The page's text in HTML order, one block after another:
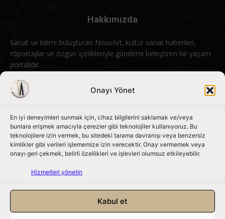
Onayı Yönet
En iyi deneyimleri sunmak için, cihaz bilgilerini saklamak ve/veya
bunlara erişmek amacıyla çerezler gibi teknolojiler kullanıyoruz. Bu
teknolojilere izin vermek, bu sitedeki tarama davranışı veya benzersiz
kimlikler gibi verileri işlememize izin verecektir. Onay vermemek veya
onayı geri çekmek, belirli özellikleri ve işlevleri olumsuz etkileyebilir.
Hizmetleri yönetin
Kabul et
Hakkımızda
Sanat ve bilimi buluşturan NouvArt; kültür sanat haberleri,
röportajlar ve özgün içerikleriyle gündemi birleştiren bir yaşam
portalıdır.
Bizimle iletişime geçin: info@nouvart.net
Bizi Takip Edin